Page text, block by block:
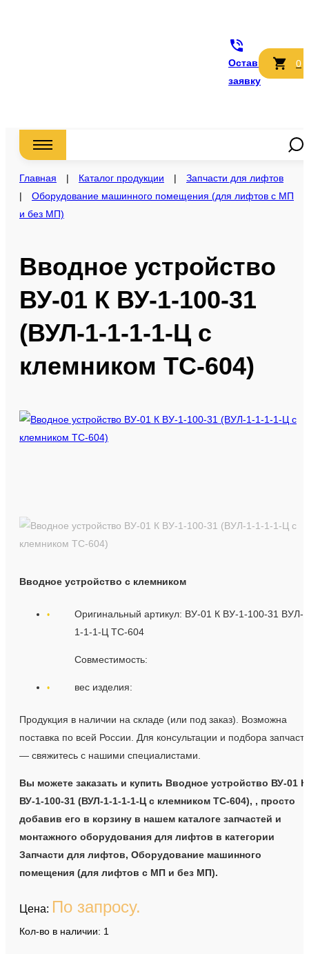
Оставить
заявку
0
Запчасти для лифтов
Запчасти Эскалаторов
Главная | Каталог продукции |
Запчасти для лифтов
|
Оборудование машинного помещения (для лифтов с МП
и без МП)
Вводное устройство
ВУ-01 К ВУ-1-100-31
(ВУЛ-1-1-1-1-Ц с
клемником ТС-604)
Вводное устройство с клемником
Оригинальный артикул: ВУ-01 К ВУ-1-100-31 ВУЛ-
1-1-1-Ц ТС-604
Совместимость:
вес изделия:
Продукция в наличии на складе (или под заказ). Возможна
поставка по всей России. Для консультации и подбора
— свяжитесь с нашими специалистами.
Вы можете заказать и купить Вводное устройство ВУ-01 К
ВУ-1-100-31 (ВУЛ-1-1-1-1-Ц с клемником ТС-604), , просто
добавив его в корзину в нашем каталоге запчастей и
монтажного оборудования для лифтов в категории
Запчасти для лифтов, Оборудование машинного
помещения (для лифтов с МП и без МП).
Цена: По запросу.
Кол-во в наличии: 1